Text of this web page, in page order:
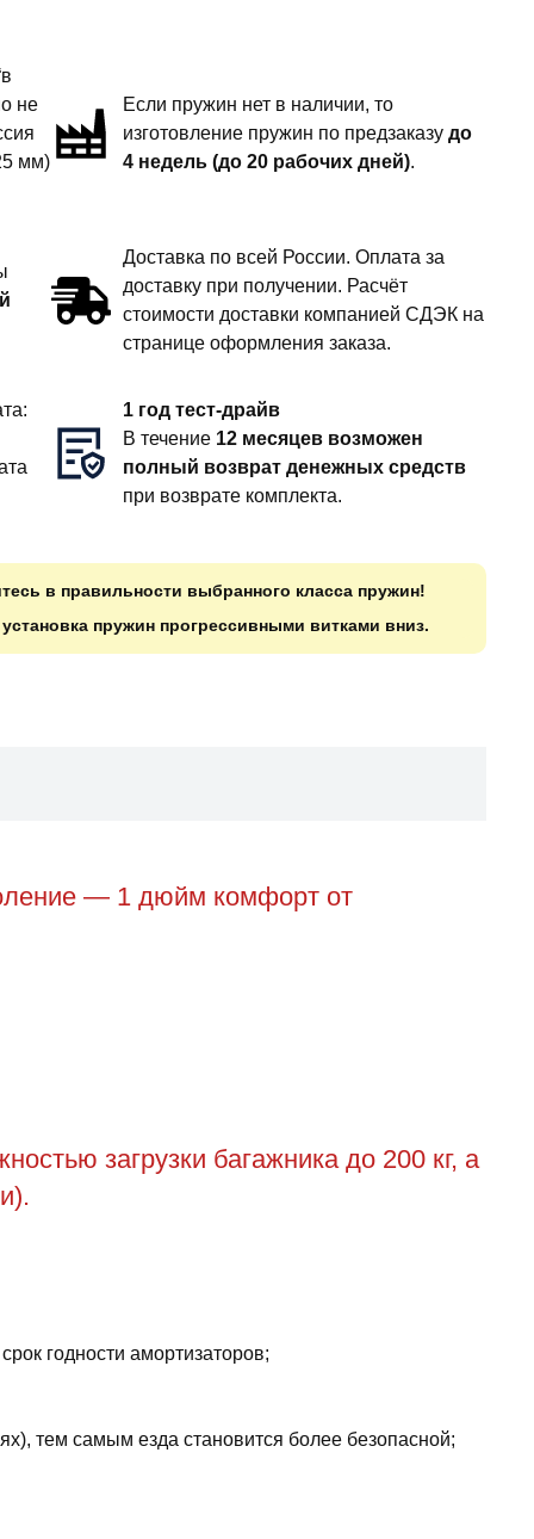
не
мм)
Если пружин нет в наличии, то
изготовление пружин по предзаказудо
4 недель (до 20 рабочих дней).
Доставка по всей России. Оплата за
доставку при получении. Расчёт
стоимости доставки компанией СДЭК на
странице оформления заказа.
1 год тест-драйв
В течение 12 месяцев возможен
полный возврат денежных средств
при возврате комплекта.
в правильности выбранного класса пружин!
пружин прогрессивными витками вниз.
— 1 дюйм комфорт от
загрузки багажника до 200 кг, а
годности амортизаторов;
тем самым езда становится более безопасной;